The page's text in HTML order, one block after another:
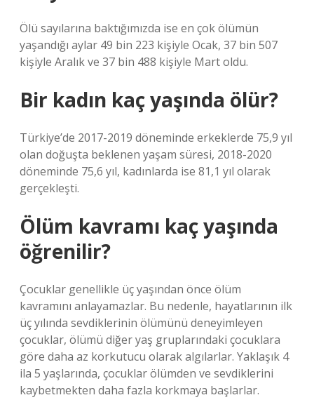
Ölü sayılarına baktığımızda ise en çok ölümün
yaşandığı aylar 49 bin 223 kişiyle Ocak, 37 bin 507
kişiyle Aralık ve 37 bin 488 kişiyle Mart oldu.
Bir kadın kaç yaşında ölür?
Türkiye’de 2017-2019 döneminde erkeklerde 75,9 yıl
olan doğuşta beklenen yaşam süresi, 2018-2020
döneminde 75,6 yıl, kadınlarda ise 81,1 yıl olarak
gerçekleşti.
Ölüm kavramı kaç yaşında
öğrenilir?
Çocuklar genellikle üç yaşından önce ölüm
kavramını anlayamazlar. Bu nedenle, hayatlarının ilk
üç yılında sevdiklerinin ölümünü deneyimleyen
çocuklar, ölümü diğer yaş gruplarındaki çocuklara
göre daha az korkutucu olarak algılarlar. Yaklaşık 4
ila 5 yaşlarında, çocuklar ölümden ve sevdiklerini
kaybetmekten daha fazla korkmaya başlarlar.